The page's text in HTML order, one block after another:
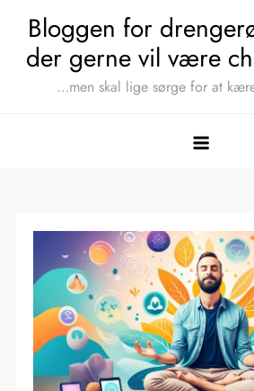
content
Bloggen for
der gerne vil være
…men skal lige sørge for at